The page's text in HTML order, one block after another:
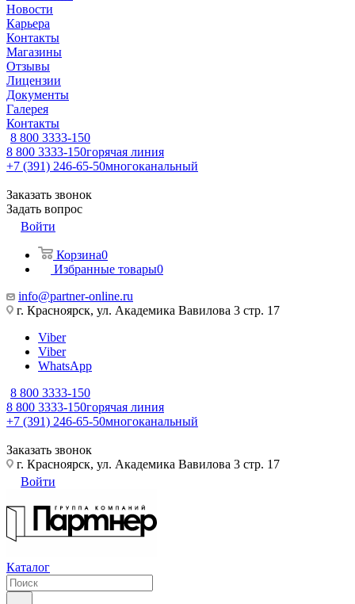
Новости
Карьера
Контакты
Магазины
Отзывы
Лицензии
Документы
Галерея
Контакты
8 800 3333-150
8 800 3333-150горячая линия
+7 (391) 246-65-50многоканальный
Заказать звонок
Задать вопрос
Войти
Корзина0
Избранные товары0
info@partner-online.ru
г. Красноярск, ул. Академика Вавилова 3 стр. 17
Viber
Viber
WhatsApp
8 800 3333-150
8 800 3333-150горячая линия
+7 (391) 246-65-50многоканальный
Заказать звонок
г. Красноярск, ул. Академика Вавилова 3 стр. 17
Войти
Каталог